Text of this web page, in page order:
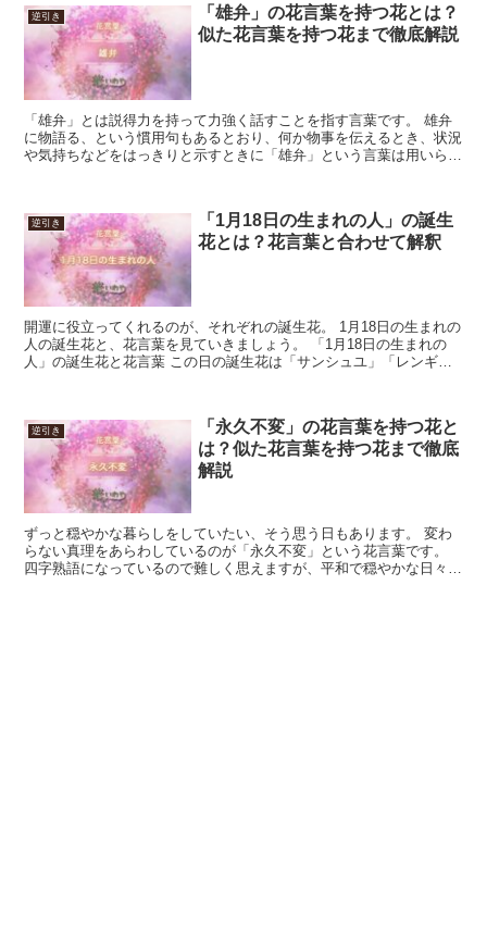
逆引き
「雄弁」の花言葉を持つ花とは？
似た花言葉を持つ花まで徹底解説
「雄弁」とは説得力を持って力強く話すことを指す言葉です。 雄弁
に物語る、という慣用句もあるとおり、何か物事を伝えるとき、状況
や気持ちなどをはっきりと示すときに「雄弁」という言葉は用いられ
逆引き
「1月18日の生まれの人」の誕生
花とは？花言葉と合わせて解釈
開運に役立ってくれるのが、それぞれの誕生花。 1月18日の生まれの
人の誕生花と、花言葉を見ていきましょう。 「1月18日の生まれの
人」の誕生花と花言葉 この日の誕生花は「サンシュユ」「レンギョ
逆引き
「永久不変」の花言葉を持つ花と
は？似た花言葉を持つ花まで徹底
解説
ずっと穏やかな暮らしをしていたい、そう思う日もあります。 変わ
らない真理をあらわしているのが「永久不変」という花言葉です。
四字熟語になっているので難しく思えますが、平和で穏やかな日々を